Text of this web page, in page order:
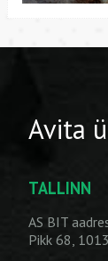
Avita
TALLINN
AS BIT
Pikk 68,